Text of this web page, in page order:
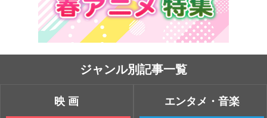
ジャンル別記事一覧
映画 エンタメ・音楽